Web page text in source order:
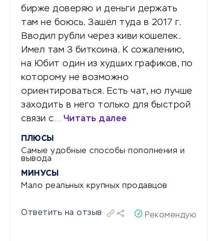
бирже доверяю и деньги держать
там не боюсь. Зашёл туда в 2017 г.
Вводил рубли через киви кошелек.
Имел там 3 биткоина. К сожалению,
на Юбит один из худших графиков, по
которому не возможно
ориентироваться. Есть чат, но лучше
заходить в него только для быстрой
связи с… Читать далее
ПЛЮСЫ
Самые удобные способы пополнения и
вывода
МИНУСЫ
Мало реальных крупных продавцов
Ответить на отзыв Рекомендую